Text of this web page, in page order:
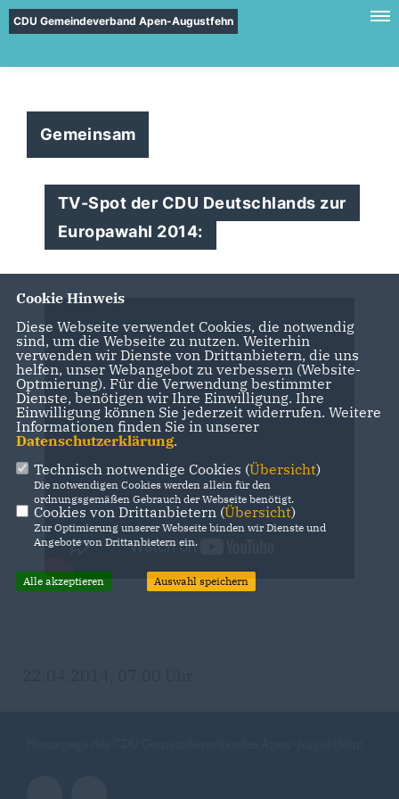
CDU Gemeindeverband Apen-Augustfehn
Gemeinsam
TV-Spot der CDU Deutschlands zur
Europawahl 2014:
Cookie Hinweis
Diese Webseite verwendet Cookies, die notwendig
sind, um die Webseite zu nutzen. Weiterhin
verwenden wir Dienste von Drittanbietern, die uns
helfen, unser Webangebot zu verbessern (Website-
Optmierung). Für die Verwendung bestimmter
Dienste, benötigen wir Ihre Einwilligung. Ihre
Einwilligung können Sie jederzeit widerrufen. Weitere
Informationen finden Sie in unserer
Datenschutzerklärung.
Technisch notwendige Cookies (Übersicht)
Die notwendigen Cookies werden allein für den
ordnungsgemäßen Gebrauch der Webseite benötigt.
Cookies von Drittanbietern (Übersicht)
Zur Optimierung unserer Webseite binden wir Dienste und
Angebote von Drittanbietern ein.
Alle akzeptieren Auswahl speichern